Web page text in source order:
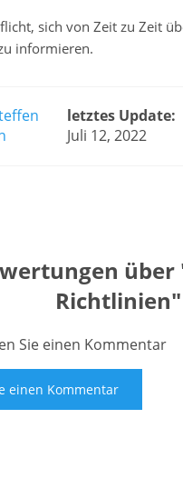
sich von Zeit zu Zeit
informieren.
letztes Update:
Juli 12, 2022
über
Richtlinien"
Sie einen Kommentar
einen Kommentar